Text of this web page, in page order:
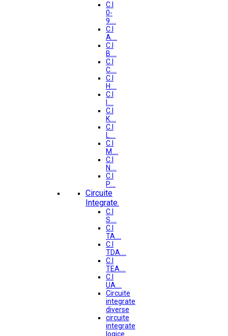
C.I
0-
9....
C.I
A....
C.I
B....
C.I
C....
C.I
H....
C.I
C.I
K....
C.I
L....
C.I
M....
C.I
N....
C.I
P....
Circuite
Integrate.
C.I
S....
C.I
TA....
C.I
TDA....
C.I
TEA....
C.I
UA....
Circuite
integrate
diverse
circuite
integrate
logice